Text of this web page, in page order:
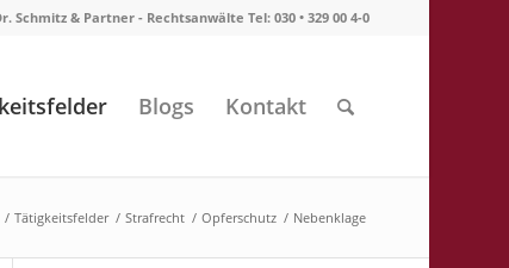
Schmitz & Partner - Rechtsanwälte Tel: 030 • 329 00 4-0
Blogs Kontakt
/ Tätigkeitsfelder / Strafrecht / Opferschutz / Nebenklage